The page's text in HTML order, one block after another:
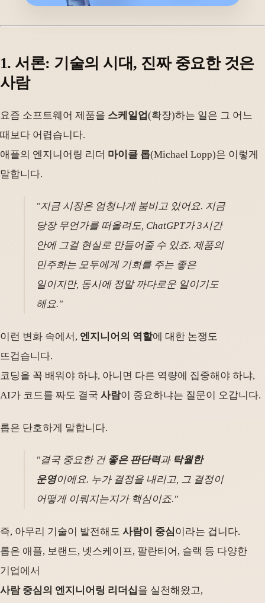
1. 서론: 기술의 시대, 진짜 중요한 것은
사람
요즘 소프트웨어 제품을 스케일업 (확장)하는 일은 그 어느
때보다 어렵습니다.
애플의 엔지니어링 리더 마이클 롭(Michael Lopp)은 이렇게
말합니다.
"지금 시장은 엄청나게 붐비고 있어요. 지금
당장 무언가를 떠올려도, ChatGPT가 3시간
안에 그걸 현실로 만들어줄 수 있죠. 제품의
민주화는 모두에게 기회를 주는 좋은
일이지만, 동시에 정말 까다로운 일이기도
해요."
이런 변화 속에서, 엔지니어의 역할에 대한 논쟁도
뜨겁습니다.
코딩을 꼭 배워야 하냐, 아니면 다른 역량에 집중해야 하냐,
AI가 코드를 짜도 결국 사람이 중요하냐는 질문이 오갑니다.
롭은 단호하게 말합니다.
"결국 중요한 건 좋은 판단력과 탁월한
운영이에요. 누가 결정을 내리고, 그 결정이
어떻게 이뤄지는지가 핵심이죠."
즉, 아무리 기술이 발전해도 사람이 중심이라는 겁니다.
롭은 애플, 보랜드, 넷스케이프, 팔란티어, 슬랙 등 다양한
기업에서
사람 중심의 엔지니어링 리더십을 실천해왔고,